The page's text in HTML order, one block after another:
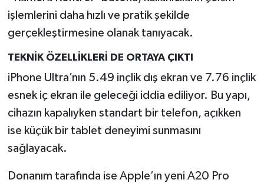
işlemlerini daha hızlı ve pratik şekilde
gerçekleştirmesine olanak tanıyacak.
TEKNİK ÖZELLİKLERİ DE ORTAYA ÇIKTI
iPhone Ultra’nın 5.49 inçlik dış ekran ve 7.76 inçlik
esnek iç ekran ile geleceği iddia ediliyor. Bu yapı,
cihazın kapalıyken standart bir telefon, açıkken
ise küçük bir tablet deneyimi sunmasını
sağlayacak.
Donanım tarafında ise Apple’ın yeni A20 Pro